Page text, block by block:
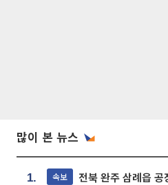
많이 본 뉴스
1. 속보 전북 완주 삼례읍 공